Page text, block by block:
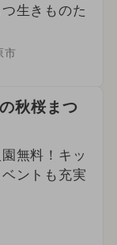
生きものた
市
秋桜まつ
無料！キッ
ントも充実